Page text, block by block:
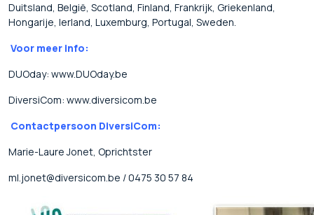
Duitsland, België, Scotland, Finland, Frankrijk, Griekenland,
Hongarije, Ierland, Luxemburg, Portugal, Sweden.
Voor meer info:
DUOday: www.DUOday.be
DiversiCom: www.diversicom.be
Contactpersoon DiversiCom:
Marie-Laure Jonet, Oprichtster
ml.jonet@diversicom.be / 0475 30 57 84